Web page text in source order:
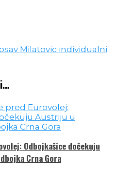
Odbojkašice dočekuju
Crna Gora